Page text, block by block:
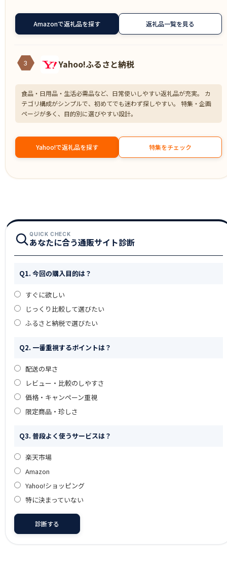
Amazonで返礼品を探す 返礼品一覧を見る
3 Yahoo!ふるさと納税
食品・日用品・生活必需品など、日常使いしやすい返礼品が充実。 カ
テゴリ構成がシンプルで、初めてでも迷わず探しやすい。 特集・企画
ページが多く、目的別に選びやすい設計。
Yahoo!で返礼品を探す 特集をチェック
QUICK CHECK
あなたに合う通販サイト診断
Q1. 今回の購入目的は？
すぐに欲しい
じっくり比較して選びたい
ふるさと納税で選びたい
Q2. 一番重視するポイントは？
配送の早さ
レビュー・比較のしやすさ
価格・キャンペーン重視
限定商品・珍しさ
Q3. 普段よく使うサービスは？
楽天市場
Amazon
Yahoo!ショッピング
特に決まっていない
診断する